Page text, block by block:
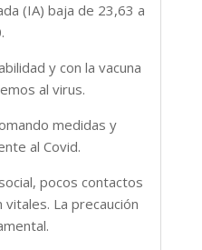
(IA) baja de 23,63 a
y con la vacuna
al virus.
medidas y
al Covid.
pocos contactos
La precaución